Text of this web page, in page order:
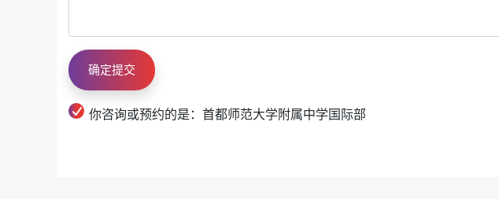
你咨询或预约的是：首都师范大学附属中学国际部